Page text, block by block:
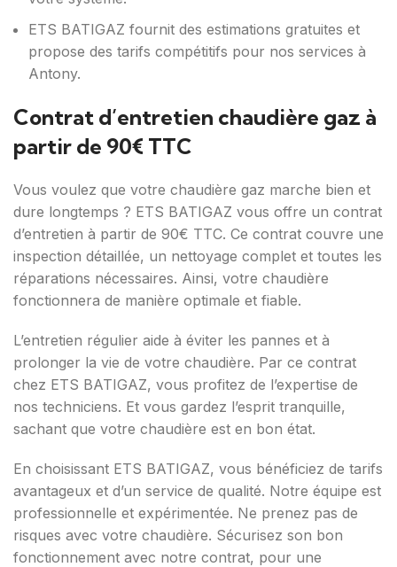
ETS BATIGAZ fournit des estimations gratuites et
propose des tarifs compétitifs pour nos services à
Antony.
Contrat d’entretien chaudière gaz à
partir de 90€ TTC
Vous voulez que votre chaudière gaz marche bien et
dure longtemps ? ETS BATIGAZ vous offre un contrat
d’entretien à partir de 90€ TTC. Ce contrat couvre une
inspection détaillée, un nettoyage complet et toutes les
réparations nécessaires. Ainsi, votre chaudière
fonctionnera de manière optimale et fiable.
L’entretien régulier aide à éviter les pannes et à
prolonger la vie de votre chaudière. Par ce contrat
chez ETS BATIGAZ, vous profitez de l’expertise de
nos techniciens. Et vous gardez l’esprit tranquille,
sachant que votre chaudière est en bon état.
En choisissant ETS BATIGAZ, vous bénéficiez de tarifs
avantageux et d’un service de qualité. Notre équipe est
professionnelle et expérimentée. Ne prenez pas de
risques avec votre chaudière. Sécurisez son bon
fonctionnement avec notre contrat, pour une